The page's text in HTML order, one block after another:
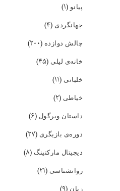
پیانو(۱)
جهانگردی (۴)
چالش دوازده (۲۰۰)
خانه‌ی لیلی (۴۵)
خلبانی (۱۱)
خیاطی (۲)
داستان ویرگول (۶)
دوره‌ی بازیگری (۲۷)
دیجیتال مارکتینگ (۸)
روانشناسی (۲۱)
زبان